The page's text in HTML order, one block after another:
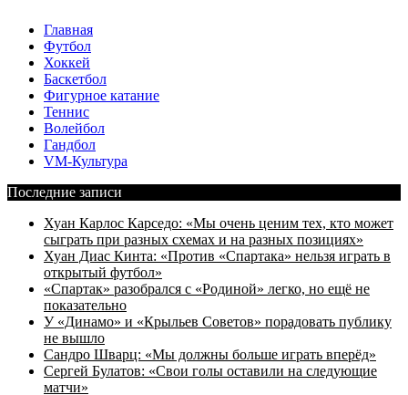
Главная
Футбол
Хоккей
Баскетбол
Фигурное катание
Теннис
Волейбол
Гандбол
VM-Культура
Последние записи
Хуан Карлос Карседо: «Мы очень ценим тех, кто может
сыграть при разных схемах и на разных позициях»
Хуан Диас Кинта: «Против «Спартака» нельзя играть в
открытый футбол»
«Спартак» разобрался с «Родиной» легко, но ещё не
показательно
У «Динамо» и «Крыльев Советов» порадовать публику
не вышло
Сандро Шварц: «Мы должны больше играть вперёд»
Сергей Булатов: «Свои голы оставили на следующие
матчи»